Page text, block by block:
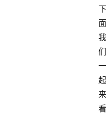
下
面
我
们
一
起
来
看